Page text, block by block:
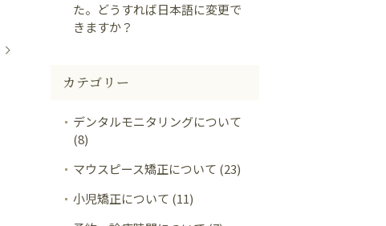
た。どうすれば日本語に変更で
きますか？
カテゴリー
デンタルモニタリングについて
(8)
マウスピース矯正について (23)
小児矯正について (11)